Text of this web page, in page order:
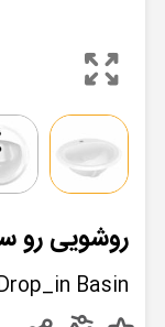
روشویی رو
Basin